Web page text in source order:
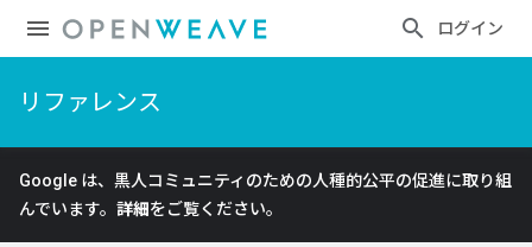
ログイン
リファレンス
Google は、黒人コミュニティのための人種的公平の促進に取り組
んでいます。 詳細をご覧ください。